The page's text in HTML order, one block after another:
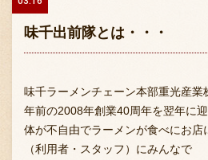
味千の取
味千出前隊とは・・・
味千ラーメンチェーン本部重光産
年前の2008年創業40周年を翌年に迎
体が不自由でラーメンが食べにお店
（利用者・スタッフ）にみんなで